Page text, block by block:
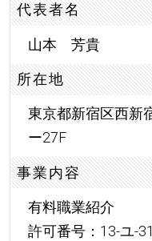
代表者名
山本 芳貴
所在地
東京都新宿区西新
ー27F
事業内容
有料職業紹介
許可番号：13-ユ-